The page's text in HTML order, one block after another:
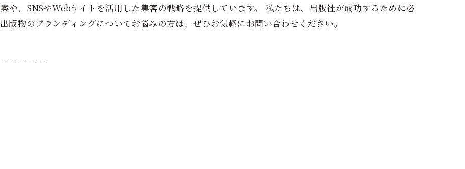
や、SNSやWebサイトを活用した集客の戦略を提供しています。 私たちは、出版社が成功するために必
版物のブランディングについてお悩みの方は、ぜひお気軽にお問い合わせください。